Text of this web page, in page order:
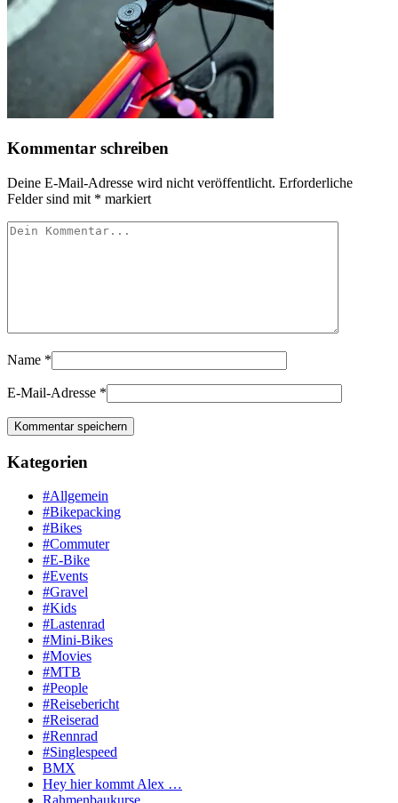
Kommentar schreiben
Deine E-Mail-Adresse wird nicht veröffentlicht. Erforderliche
Felder sind mit * markiert
Name *
E-Mail-Adresse *
Kategorien
#Allgemein
#Bikepacking
#Bikes
#Commuter
#E-Bike
#Events
#Gravel
#Kids
#Lastenrad
#Mini-Bikes
#Movies
#MTB
#People
#Reisebericht
#Reiserad
#Rennrad
#Singlespeed
BMX
Hey hier kommt Alex …